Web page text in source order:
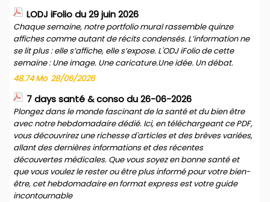
LODJ iFolio du 29 juin 2026
Chaque semaine, notre portfolio mural rassemble quinze
affiches comme autant de récits condensés. L’information ne
se lit plus : elle s’affiche, elle s’expose. L'ODJ iFolio de cette
semaine : Une image. Une caricature.Une idée. Un débat.
48.74 Mo 28/06/2026
7 days santé & conso du 26-06-2026
Plongez dans le monde fascinant de la santé et du bien être
avec notre hebdomadaire dédié. Ici, en téléchargeant ce PDF,
vous découvrirez une richesse d'articles et des brèves variées,
allant des dernières informations et des récentes
découvertes médicales. Que vous soyez en bonne santé et
que vous voulez le rester ou être plus informé pour votre bien-
être, cet hebdomadaire en format express est votre guide
incontournable